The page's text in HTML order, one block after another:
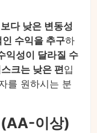
다 낮은 변동성
수익을 추구하
익성이 달라질 수
크는 낮은 편입
를 원하시는 분
이상)